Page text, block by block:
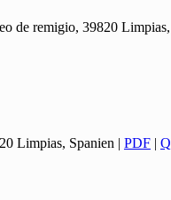
de remigio, 39820 Limpias,
Limpias, Spanien | PDF|